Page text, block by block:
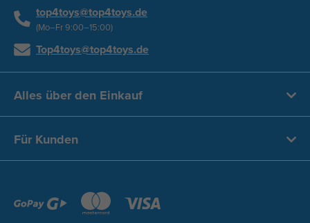
top4toys@top4toys.de
(Mo–Fr 9:00–15:00)
Top4toys@top4toys.de
Alles über den Einkauf
Für Kunden